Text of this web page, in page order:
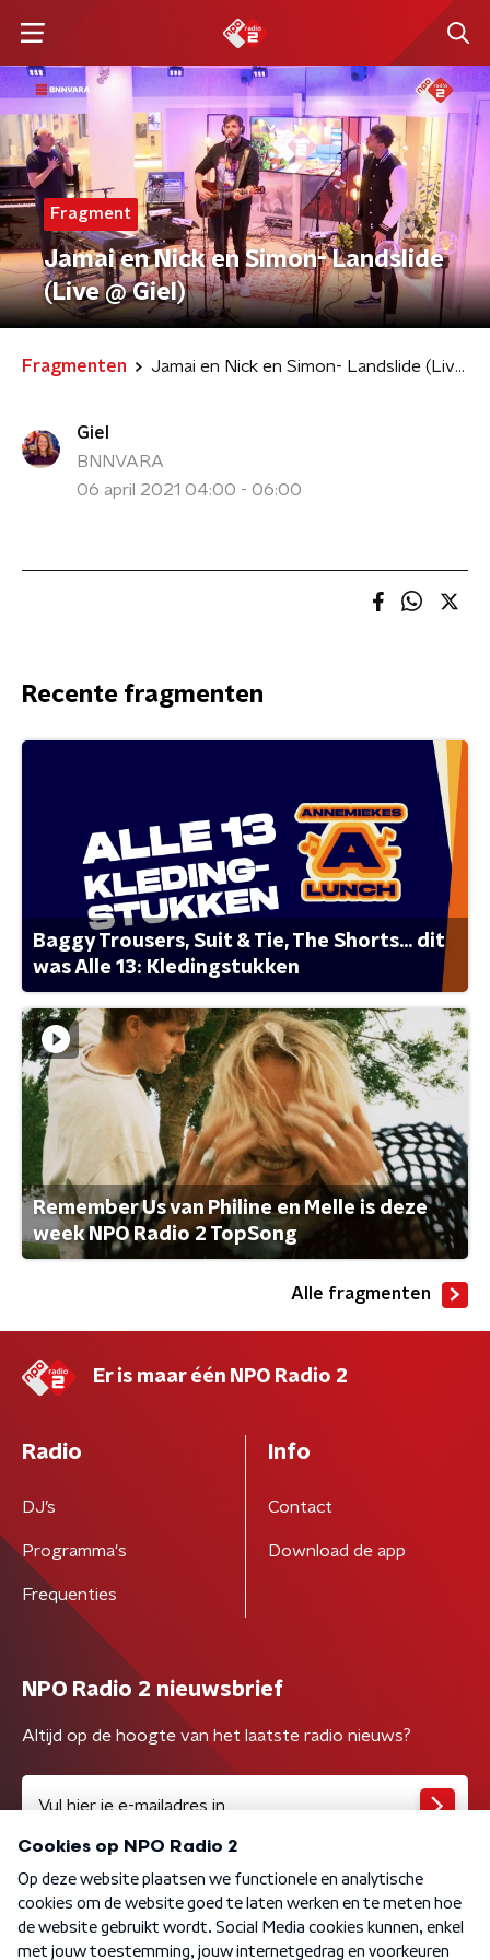
Fragment
Jamai en Nick en Simon- Landslide
(Live @ Giel)
Fragmenten Jamai en Nick en Simon- Landslide (Live @ Giel)
Giel
BNNVARA
06 april 2021 04:00 - 06:00
Recente fragmenten
Baggy Trousers, Suit & Tie, The Shorts... dit
was Alle 13: Kledingstukken
Remember Us van Philine en Melle is deze
week NPO Radio 2 TopSong
Alle fragmenten
Er is maar één NPO Radio 2
Radio
DJ’s
Programma's
Frequenties
Info
Contact
Download de app
NPO Radio 2 nieuwsbrief
Altijd op de hoogte van het laatste radio nieuws?
Algemene voorwaarden